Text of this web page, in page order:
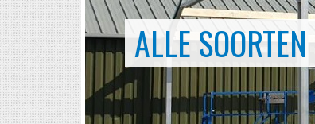
EVENTS VAN